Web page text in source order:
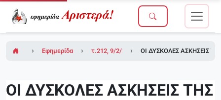
Εφημερίδα Αριστερά!τ.212, 9/2/2007 ΟΙ ΔΥΣΚΟΛΕΣ ΑΣΚΗΣΕΙΣ
ΟΙ ΔΥΣΚΟΛΕΣ ΑΣΚΗΣΕΙΣ ΤΗΣ